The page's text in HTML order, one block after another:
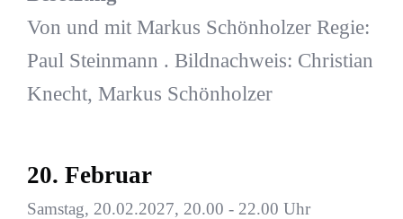
Von und mit Markus Schönholzer Regie:
Paul Steinmann . Bildnachweis: Christian
Knecht, Markus Schönholzer
20. Februar
Samstag, 20.02.2027, 20.00 - 22.00 Uhr